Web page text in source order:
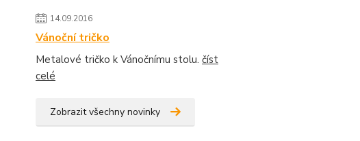
14.09.2016
Vánoční tričko
Metalové tričko k Vánočnímu stolu. číst
celé
Zobrazit všechny novinky